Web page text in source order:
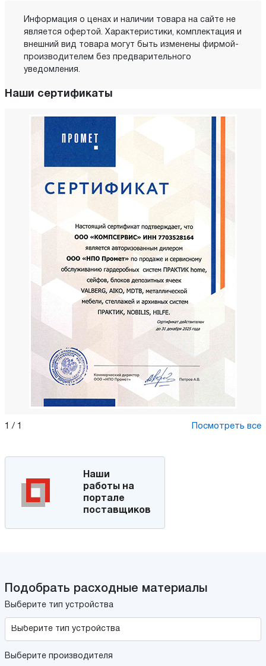
Информация о ценах и наличии товара на сайте не
является офертой. Характеристики, комплектация и
внешний вид товара могут быть изменены фирмой-
производителем без предварительного
уведомления.
Наши сертификаты
1 / 1 Посмотреть все
Наши
работы на
портале
поставщиков
Подобрать расходные материалы
Выберите тип устройства
Выберите производителя